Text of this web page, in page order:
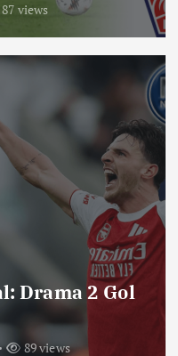
87 views
Drama 2 Gol
89 views